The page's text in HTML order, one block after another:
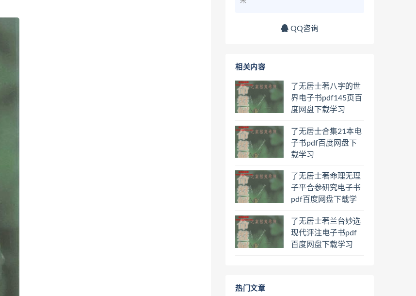
QQ咨询
相关内容
了无居士著八字的世
界电子书pdf145页百
度网盘下载学习
了无居士合集21本电
子书pdf百度网盘下
载学习
了无居士著命理无理
子平合参研究电子书
pdf百度网盘下载学
了无居士著兰台妙选
现代评注电子书pdf
百度网盘下载学习
热门文章